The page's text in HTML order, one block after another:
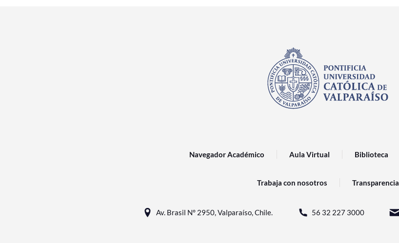
Navegador Académico Aula Virtual Biblioteca
Trabaja con nosotros Transparencia
Av. Brasil N° 2950, Valparaíso, Chile. 56 32 227 3000